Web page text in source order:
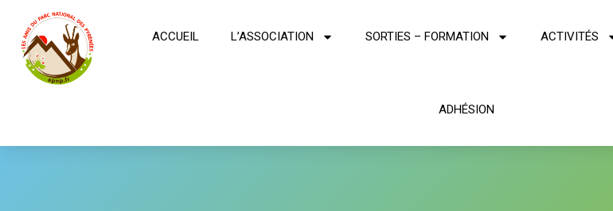
ACCUEIL L’ASSOCIATION SORTIES – FORMATION ACTIVITÉS
ADHÉSION